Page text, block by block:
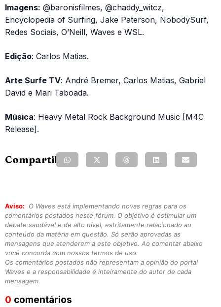
Imagens: @baronisfilmes, @chaddy_witcz,
Encyclopedia of Surfing, Jake Paterson, NobodySurf,
Redes Sociais, O’Neill, Waves e WSL.
Edição: Carlos Matias.
Arte Surfe TV: André Bremer, Carlos Matias, Gabriel
David e Mari Taboada.
Música: Heavy Metal Rock Background Music [M4C
Release].
Compartilhe:
Aviso:
O Waves está implementando novas regras para os
comentários postados neste fórum. O objetivo é estimular um
debate saudável e de alto nível, estritamente relacionado ao
conteúdo da matéria em questão. Só serão aprovadas as
mensagens que atenderem a este objetivo. Ao comentar abaixo
você concorda com nossos termos de uso.
Os comentários postados não representam a opinião do portal
Waves e a responsabilidade é inteiramente do autor de cada
mensagem.
0 comentários